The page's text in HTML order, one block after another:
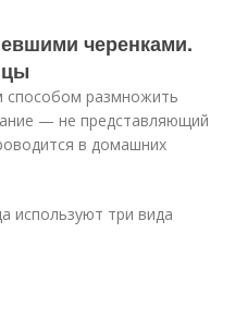
черенками.
размножить
— не представляющий
в домашних
используют три вида